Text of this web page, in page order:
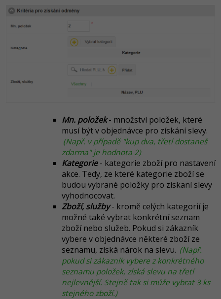
Mn. položek- množství položek, které
musí být v objednávce pro získání slevy.
(Např. v případě "kup dva, třetí dostaneš
zdarma" je hodnota 2)
Kategorie- kategorie zboží pro nastavení
akce. Tedy, ze které kategorie zboží se
budou vybrané položky pro získaní slevy
vyhodnocovat.
Zboží, služby- kromě celých kategorií je
možné také vybrat konkrétní seznam
zboží nebo služeb. Pokud si zákazník
vybere v objednávce některé zboží ze
seznamu, získá nárok na slevu. (Např.
pokud si zákazník vybere z konkrétného
seznamu položek, získá slevu na třetí
nejlevnější. Stejně tak si může vybrat 3 ks
stejného zboží.)